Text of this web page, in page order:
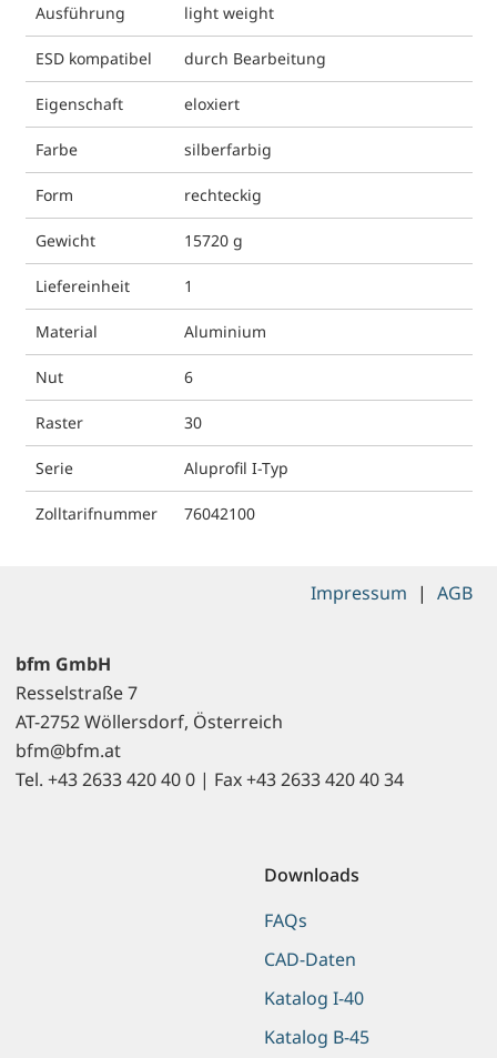
Ausführung light weight
ESD kompatibel durch Bearbeitung
Eigenschaft eloxiert
Farbe silberfarbig
Form rechteckig
Gewicht 15720 g
Liefereinheit 1
Material Aluminium
Nut 6
Raster 30
Serie Aluprofil I-Typ
Zolltarifnummer 76042100
bfm GmbH
Resselstraße 7
AT-2752 Wöllersdorf, Österreich
bfm@bfm.at
Tel. +43 2633 420 40 0 | Fax +43 2633 420 40 34
Downloads
FAQs
CAD-Daten
Katalog I-40
Katalog B-45
Impressum | AGB